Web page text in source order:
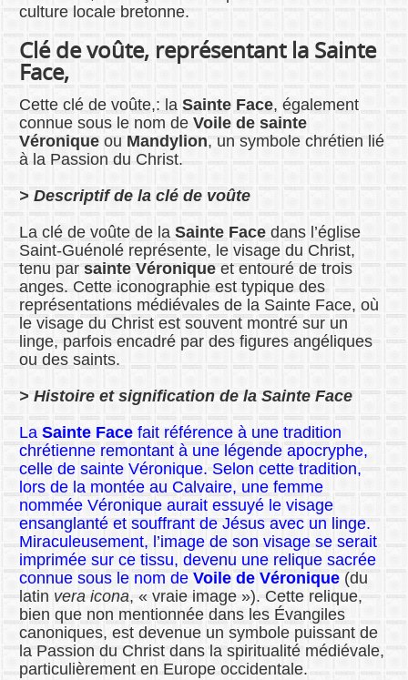
culture locale bretonne.
Clé de voûte, représentant la Sainte
Face,
Cette clé de voûte,: laSainte Face, également
connue sous le nom deVoile de sainte
Véronique ou Mandylion, un symbole chrétien lié
à la Passion du Christ.
> Descriptif de la clé de voûte
La clé de voûte de laSainte Face dans l’église
Saint-Guénolé représente, le visage du Christ,
tenu parsainte Véronique et entouré de trois
anges. Cette iconographie est typique des
représentations médiévales de la Sainte Face, où
le visage du Christ est souvent montré sur un
linge, parfois encadré par des figures angéliques
ou des saints.
> Histoire et signification de la Sainte Face
LaSainte Face fait référence à une tradition
chrétienne remontant à une légende apocryphe,
celle de sainte Véronique. Selon cette tradition,
lors de la montée au Calvaire, une femme
nommée Véronique aurait essuyé le visage
ensanglanté et souffrant de Jésus avec un linge.
Miraculeusement, l’image de son visage se serait
imprimée sur ce tissu, devenu une relique sacrée
connue sous le nom deVoile de Véronique (du
latin vera icona, « vraie image »). Cette relique,
bien que non mentionnée dans les Évangiles
canoniques, est devenue un symbole puissant de
la Passion du Christ dans la spiritualité médiévale,
particulièrement en Europe occidentale.